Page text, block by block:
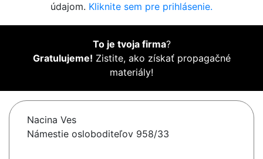
údajom. Kliknite sem pre prihlásenie.
To je tvoja firma?
Gratulujeme! Zistite, ako získať propagačné
materiály!
Nacina Ves
Námestie osloboditeľov 958/33